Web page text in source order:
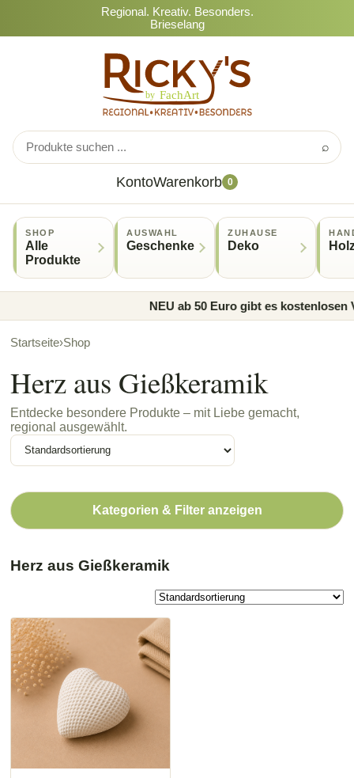
Regional. Kreativ. Besonders.
Brieselang
⌕
KontoWarenkorb 0
SHOP
Alle
Produkte
AUSWAHL
Geschenke
ZUHAUSE
Deko
NEU ab 50 Euro gibt es kostenlosen
Startseite›Shop
Herz aus Gießkeramik
Entdecke besondere Produkte – mit Liebe gemacht,
regional ausgewählt.
Kategorien & Filter anzeigen
Herz aus Gießkeramik